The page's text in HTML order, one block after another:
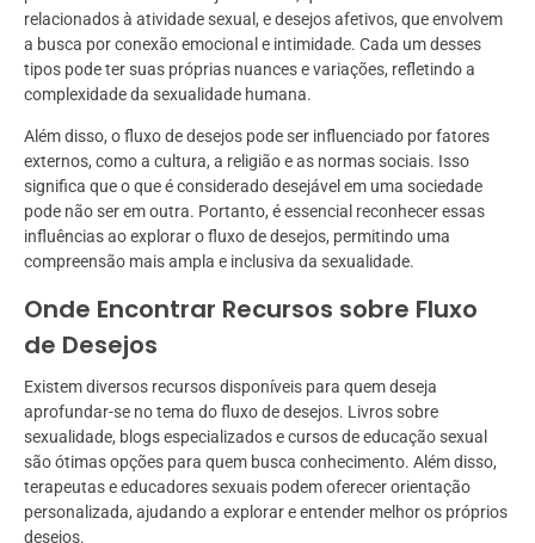
relacionados à atividade sexual, e desejos afetivos, que envolvem
a busca por conexão emocional e intimidade. Cada um desses
tipos pode ter suas próprias nuances e variações, refletindo a
complexidade da sexualidade humana.
Além disso, o fluxo de desejos pode ser influenciado por fatores
externos, como a cultura, a religião e as normas sociais. Isso
significa que o que é considerado desejável em uma sociedade
pode não ser em outra. Portanto, é essencial reconhecer essas
influências ao explorar o fluxo de desejos, permitindo uma
compreensão mais ampla e inclusiva da sexualidade.
Onde Encontrar Recursos sobre Fluxo
de Desejos
Existem diversos recursos disponíveis para quem deseja
aprofundar-se no tema do fluxo de desejos. Livros sobre
sexualidade, blogs especializados e cursos de educação sexual
são ótimas opções para quem busca conhecimento. Além disso,
terapeutas e educadores sexuais podem oferecer orientação
personalizada, ajudando a explorar e entender melhor os próprios
desejos.